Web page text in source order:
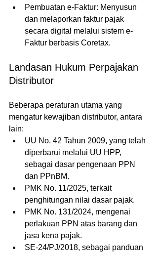
Pembuatan e-Faktur: Menyusun
dan melaporkan faktur pajak
secara digital melalui sistem e-
Faktur berbasis Coretax.
Landasan Hukum Perpajakan
Distributor
Beberapa peraturan utama yang
mengatur kewajiban distributor, antara
lain:
UU No. 42 Tahun 2009, yang telah
diperbarui melalui UU HPP,
sebagai dasar pengenaan PPN
dan PPnBM.
PMK No. 11/2025, terkait
penghitungan nilai dasar pajak.
PMK No. 131/2024, mengenai
perlakuan PPN atas barang dan
jasa kena pajak.
SE-24/PJ/2018, sebagai panduan